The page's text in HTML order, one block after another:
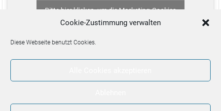
Cookie-Zustimmung verwalten
Diese Webseite benutzt Cookies.
Bitte hier klicken, um die Marketing-Cookies
zu akzeptieren und diesen Inhalt zu aktivieren